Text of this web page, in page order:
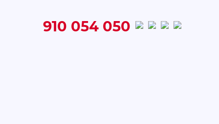
910 054 050